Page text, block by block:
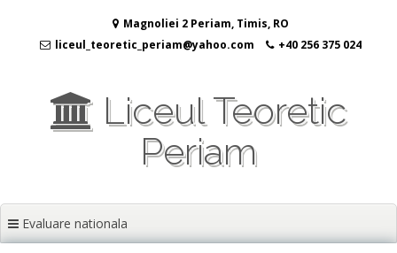
conținut
Magnoliei 2 Periam, Timis, RO
liceul_teoretic_periam@yahoo.com
+40 256 375 024
Liceul Teoretic
Periam
Evaluare nationala